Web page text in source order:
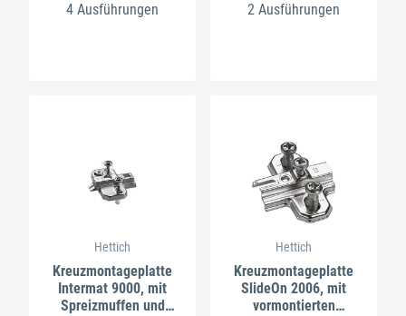
4 Ausführungen
2 Ausführungen
Hettich
Kreuzmontageplatte
Intermat 9000, mit
Spreizmuffen und
Hettich
Kreuzmontageplatte
SlideOn 2006, mit
vormontierten